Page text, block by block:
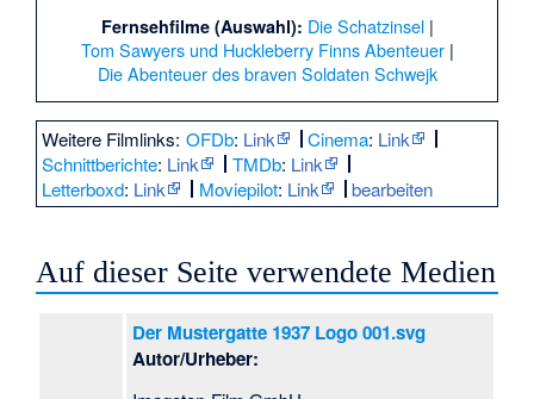
Fernsehfilme (Auswahl): Die Schatzinsel|
Tom Sawyers und Huckleberry Finns Abenteuer|
Die Abenteuer des braven Soldaten Schwejk
Weitere Filmlinks: OFDb: Link |
Cinema: Link
Schnittberichte: Link |
TMDb: Link
Letterboxd: Link |
Moviepilot: Link |
bearbeiten
Auf dieser Seite verwendete Medien
Der Mustergatte 1937 Logo 001.svg
Autor/Urheber: